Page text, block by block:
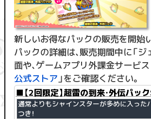
新しいお得なパックの販売を開始
パックの詳細は、販売期間中に「ジ
面や、ゲームアプリ外課金サービス
公式ストア 」をご確認ください。
■【2回限定】超雷の到来・外伝パッ
通常よりもシャインスターが多めに入った
つき！